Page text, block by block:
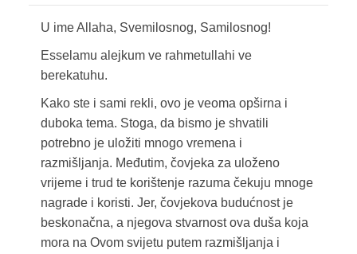
U ime Allaha, Svemilosnog, Samilosnog!
Esselamu alejkum ve rahmetullahi ve
berekatuhu.
Kako ste i sami rekli, ovo je veoma opširna i
duboka tema. Stoga, da bismo je shvatili
potrebno je uložiti mnogo vremena i
razmišljanja. Međutim, čovjeka za uloženo
vrijeme i trud te korištenje razuma čekuju mnoge
nagrade i koristi. Jer, čovjekova budućnost je
beskonačna, a njegova stvarnost ova duša koja
mora na Ovom svijetu putem razmišljanja i